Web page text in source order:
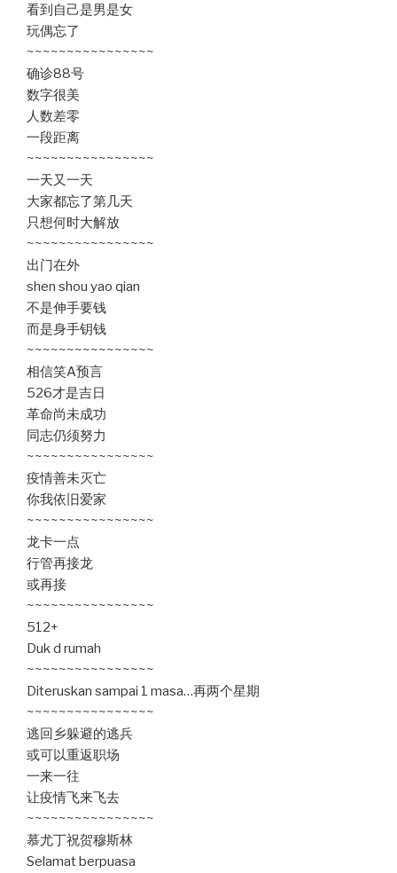
看到自己是男是女
玩偶忘了
~~~~~~~~~~~~~~~~
确诊88号
数字很美
人数差零
一段距离
~~~~~~~~~~~~~~~~
一天又一天
大家都忘了第几天
只想何时大解放
~~~~~~~~~~~~~~~~
出门在外
shen shou yao qian
不是伸手要钱
而是身手钥钱
~~~~~~~~~~~~~~~~
相信笑A预言
526才是吉日
革命尚未成功
同志仍须努力
~~~~~~~~~~~~~~~~
疫情善未灭亡
你我依旧爱家
~~~~~~~~~~~~~~~~
龙卡一点
行管再接龙
或再接
~~~~~~~~~~~~~~~~
512+
Duk d rumah
~~~~~~~~~~~~~~~~
Diteruskan sampai 1 masa…再两个星期
~~~~~~~~~~~~~~~~
逃回乡躲避的逃兵
或可以重返职场
一来一往
让疫情飞来飞去
~~~~~~~~~~~~~~~~
慕尤丁祝贺穆斯林
Selamat berpuasa